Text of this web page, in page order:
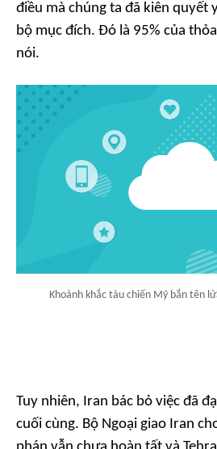
điều mà chúng ta đã kiên quyết
bộ mục đích. Đó là 95% của
nói.
Khoảnh khắc tàu chiến Mỹ bắn tên
Tuy nhiên, Iran bác bỏ việc đã
cuối cùng. Bộ Ngoại giao Iran